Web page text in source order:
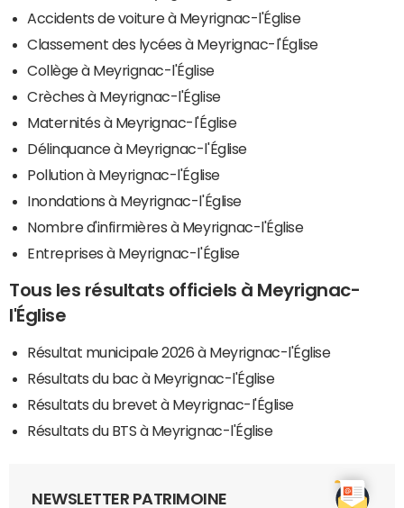
Accidents de voiture à Meyrignac-l'Église
Classement des lycées à Meyrignac-l'Église
Collège à Meyrignac-l'Église
Crèches à Meyrignac-l'Église
Maternités à Meyrignac-l'Église
Délinquance à Meyrignac-l'Église
Pollution à Meyrignac-l'Église
Inondations à Meyrignac-l'Église
Nombre d'infirmières à Meyrignac-l'Église
Entreprises à Meyrignac-l'Église
Tous les résultats officiels à Meyrignac-
l'Église
Résultat municipale 2026 à Meyrignac-l'Église
Résultats du bac à Meyrignac-l'Église
Résultats du brevet à Meyrignac-l'Église
Résultats du BTS à Meyrignac-l'Église
NEWSLETTER PATRIMOINE